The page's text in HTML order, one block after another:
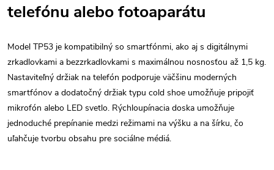
telefónu alebo fotoaparátu
Model TP53 je kompatibilný so smartfónmi, ako aj s digitálnymi
zrkadlovkami a bezzrkadlovkami s maximálnou nosnosťou až 1,5 kg.
Nastaviteľný držiak na telefón podporuje väčšinu moderných
smartfónov a dodatočný držiak typu cold shoe umožňuje pripojiť
mikrofón alebo LED svetlo. Rýchloupínacia doska umožňuje
jednoduché prepínanie medzi režimami na výšku a na šírku, čo
uľahčuje tvorbu obsahu pre sociálne médiá.